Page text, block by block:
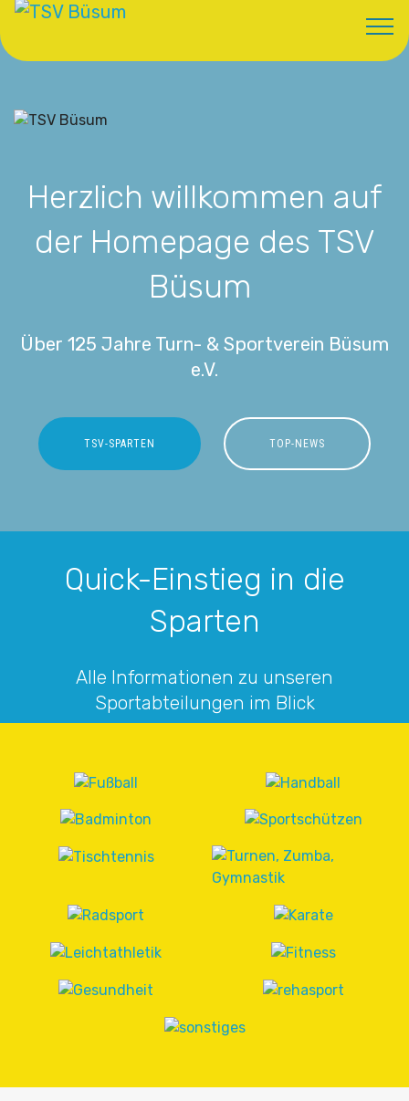
Herzlich willkommen auf
der Homepage des TSV
Büsum
Über 125 Jahre Turn- & Sportverein Büsum
e.V.
TSV-SPARTEN TOP-NEWS
Quick-Einstieg in die
Sparten
Alle Informationen zu unseren
Sportabteilungen im Blick